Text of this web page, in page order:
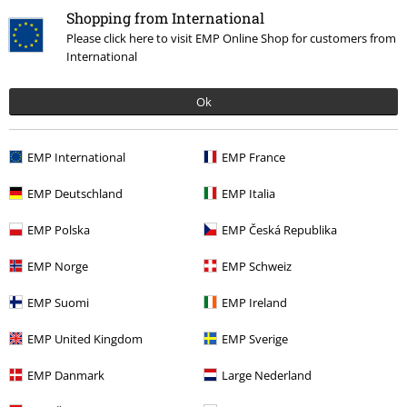
Shopping from International
Please click here to visit EMP Online Shop for customers from
International
Ok
EMP International EMP France
EMP Deutschland EMP Italia
EMP Polska EMP Česká Republika
EMP Norge EMP Schweiz
EMP Suomi EMP Ireland
EMP United Kingdom EMP Sverige
EMP Danmark Large Nederland
Band Merch Genere Core Grindcore
Band Merch Album CD
Offerte % Media CDs
Newsletter
Altro
consenso ad utilizzare i miei dati per ricevere informative periodiche
verranno gestiti in conformità con la Politica sulla Privacy. Potrò revocare